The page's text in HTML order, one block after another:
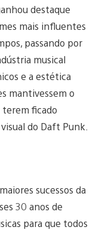
destaque
mais influentes
passando por
musical
e a estética
mantivessem o
terem ficado
do Daft Punk.
sucessos da
30 anos de
para que todos